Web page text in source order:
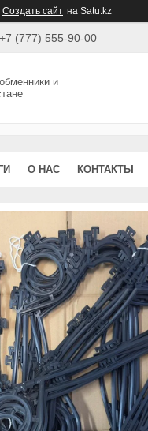
Создать сайт на Satu.kz
+7 (777) 555-90-00
и
О НАС КОНТАКТЫ